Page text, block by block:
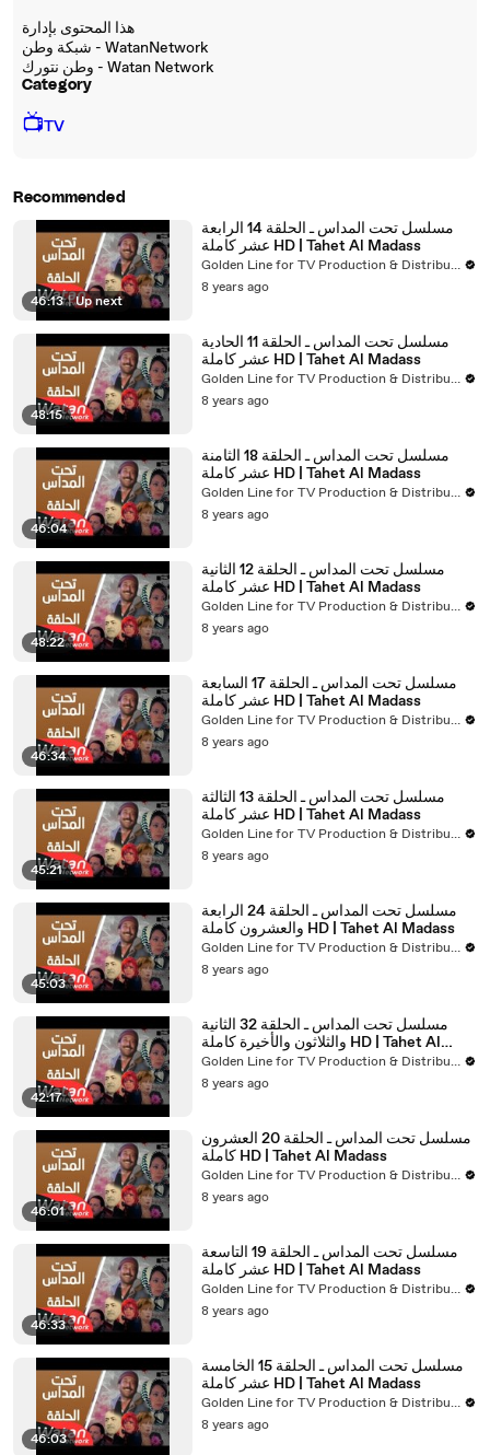
هذا المحتوى بإدارة
شبكة وطن - WatanNetwork
وطن نتورك - Watan Network
Category
📺TV
Recommended
46:13 | Up next
مسلسل تحت المداس ـ الحلقة 14 الرابعة
عشر كاملة HD | Tahet Al Madass
Golden Line for TV Production & Distribution
8 years ago
48:15
مسلسل تحت المداس ـ الحلقة 11 الحادية
عشر كاملة HD | Tahet Al Madass
Golden Line for TV Production & Distribution
8 years ago
46:04
مسلسل تحت المداس ـ الحلقة 18 الثامنة
عشر كاملة HD | Tahet Al Madass
Golden Line for TV Production & Distribution
8 years ago
48:22
مسلسل تحت المداس ـ الحلقة 12 الثانية
عشر كاملة HD | Tahet Al Madass
Golden Line for TV Production & Distribution
8 years ago
46:34
مسلسل تحت المداس ـ الحلقة 17 السابعة
عشر كاملة HD | Tahet Al Madass
Golden Line for TV Production & Distribution
8 years ago
45:21
مسلسل تحت المداس ـ الحلقة 13 الثالثة
عشر كاملة HD | Tahet Al Madass
Golden Line for TV Production & Distribution
8 years ago
45:03
مسلسل تحت المداس ـ الحلقة 24 الرابعة
والعشرون كاملة HD | Tahet Al Madass
Golden Line for TV Production & Distribution
8 years ago
42:17
مسلسل تحت المداس ـ الحلقة 32 الثانية
والثلاثون والأخيرة كاملة HD | Tahet Al
Madass
Golden Line for TV Production & Distribution
8 years ago
46:01
مسلسل تحت المداس ـ الحلقة 20 العشرون
كاملة HD | Tahet Al Madass
Golden Line for TV Production & Distribution
8 years ago
46:33
مسلسل تحت المداس ـ الحلقة 19 التاسعة
عشر كاملة HD | Tahet Al Madass
Golden Line for TV Production & Distribution
8 years ago
46:03
مسلسل تحت المداس ـ الحلقة 15 الخامسة
عشر كاملة HD | Tahet Al Madass
Golden Line for TV Production & Distribution
8 years ago